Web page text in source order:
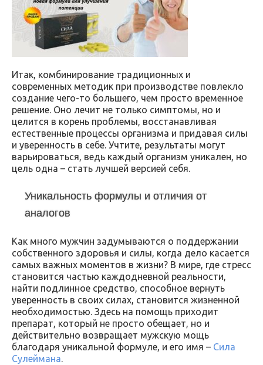
Итак, комбинирование традиционных и
современных методик при производстве повлекло
создание чего-то большего, чем просто временное
решение. Оно лечит не только симптомы, но и
целится в корень проблемы, восстанавливая
естественные процессы организма и придавая силы
и уверенность в себе. Учтите, результаты могут
варьироваться, ведь каждый организм уникален, но
цель одна – стать лучшей версией себя.
Уникальность формулы и отличия от
аналогов
Как много мужчин задумываются о поддержании
собственного здоровья и силы, когда дело касается
самых важных моментов в жизни? В мире, где стресс
становится частью каждодневной реальности,
найти подлинное средство, способное вернуть
уверенность в своих силах, становится жизненной
необходимостью. Здесь на помощь приходит
препарат, который не просто обещает, но и
действительно возвращает мужскую мощь
благодаря уникальной формуле, и его имя – Сила
Сулеймана.